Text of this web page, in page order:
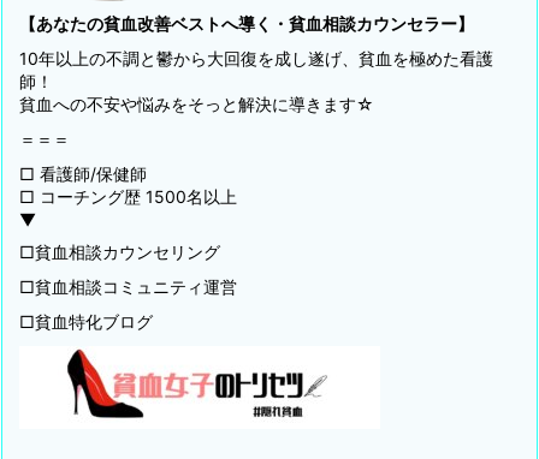
【あなたの貧血改善ベストへ導く・貧血相談カウンセラー】
10年以上の不調と鬱から大回復を成し遂げ、貧血を極めた看護
師！
貧血への不安や悩みをそっと解決に導きます☆
＝＝＝
□ 看護師/保健師
□ コーチング歴 1500名以上
▼
□貧血相談カウンセリング
□貧血相談コミュニティ運営
□貧血特化ブログ